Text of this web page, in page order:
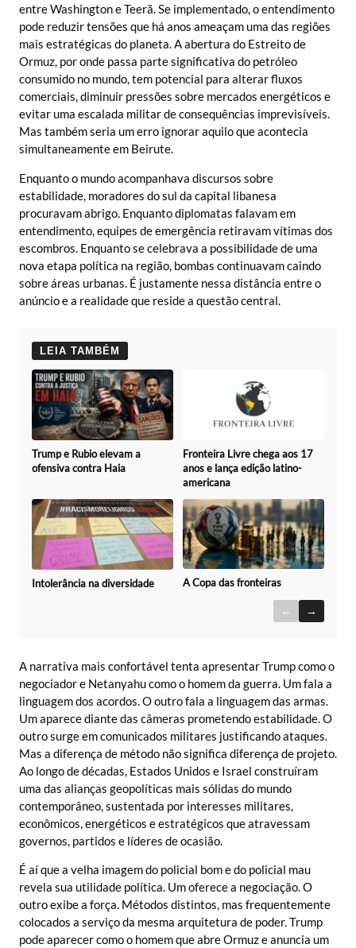
entre Washington e Teerã. Se implementado, o entendimento
pode reduzir tensões que há anos ameaçam uma das regiões
mais estratégicas do planeta. A abertura do Estreito de
Ormuz, por onde passa parte significativa do petróleo
consumido no mundo, tem potencial para alterar fluxos
comerciais, diminuir pressões sobre mercados energéticos e
evitar uma escalada militar de consequências imprevisíveis.
Mas também seria um erro ignorar aquilo que acontecia
simultaneamente em Beirute.
Enquanto o mundo acompanhava discursos sobre
estabilidade, moradores do sul da capital libanesa
procuravam abrigo. Enquanto diplomatas falavam em
entendimento, equipes de emergência retiravam vítimas dos
escombros. Enquanto se celebrava a possibilidade de uma
nova etapa política na região, bombas continuavam caindo
sobre áreas urbanas. É justamente nessa distância entre o
anúncio e a realidade que reside a questão central.
LEIA TAMBÉM
Trump e Rubio elevam a
ofensiva contra Haia
Fronteira Livre chega aos 17
anos e lança edição latino-
americana
Intolerância na diversidade A Copa das fronteiras
← →
A narrativa mais confortável tenta apresentar Trump como o
negociador e Netanyahu como o homem da guerra. Um fala a
linguagem dos acordos. O outro fala a linguagem das armas.
Um aparece diante das câmeras prometendo estabilidade. O
outro surge em comunicados militares justificando ataques.
Mas a diferença de método não significa diferença de projeto.
Ao longo de décadas, Estados Unidos e Israel construíram
uma das alianças geopolíticas mais sólidas do mundo
contemporâneo, sustentada por interesses militares,
econômicos, energéticos e estratégicos que atravessam
governos, partidos e líderes de ocasião.
É aí que a velha imagem do policial bom e do policial mau
revela sua utilidade política. Um oferece a negociação. O
outro exibe a força. Métodos distintos, mas frequentemente
colocados a serviço da mesma arquitetura de poder. Trump
pode aparecer como o homem que abre Ormuz e anuncia um